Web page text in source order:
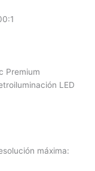
Premium
LED
máxima: